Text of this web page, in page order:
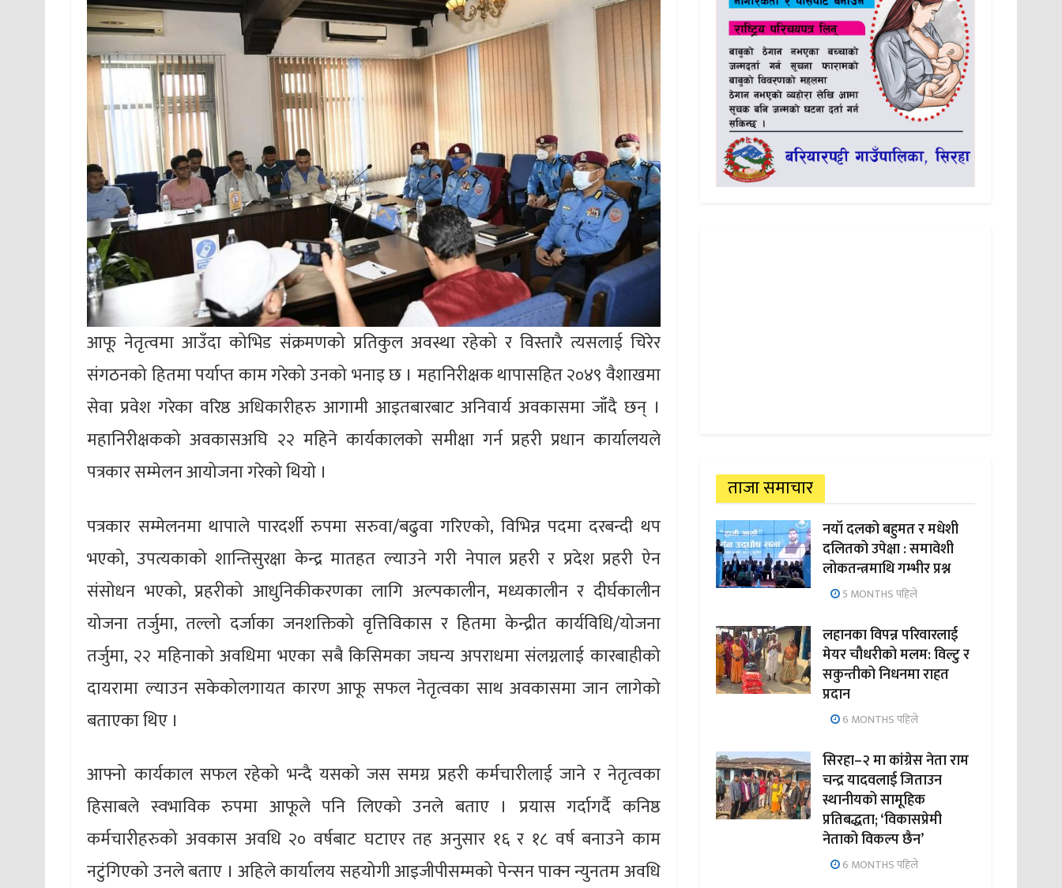
आफू नेतृत्वमा आउँदा कोभिड संक्रमणको प्रतिकुल अवस्था रहेको र विस्तारै त्यसलाई चिरेर
संगठनको हितमा पर्याप्त काम गरेको उनको भनाइ छ । महानिरीक्षक थापासहित २०४९ वैशाखमा
सेवा प्रवेश गरेका वरिष्ठ अधिकारीहरु आगामी आइतबारबाट अनिवार्य अवकासमा जाँदै छन् ।
महानिरीक्षकको अवकासअघि २२ महिने कार्यकालको समीक्षा गर्न प्रहरी प्रधान कार्यालयले
पत्रकार सम्मेलन आयोजना गरेको थियो ।
पत्रकार सम्मेलनमा थापाले पारदर्शी रुपमा सरुवा/बढुवा गरिएको, विभिन्न पदमा दरबन्दी थप
भएको, उपत्यकाको शान्तिसुरक्षा केन्द्र मातहत ल्याउने गरी नेपाल प्रहरी र प्रदेश प्रहरी ऐन
संसोधन भएको, प्रहरीको आधुनिकीकरणका लागि अल्पकालीन, मध्यकालीन र दीर्घकालीन
योजना तर्जुमा, तल्लो दर्जाका जनशक्तिको वृत्तिविकास र हितमा केन्द्रीत कार्यविधि/योजना
तर्जुमा, २२ महिनाको अवधिमा भएका सबै किसिमका जघन्य अपराधमा संलग्नलाई कारबाहीको
दायरामा ल्याउन सकेकोलगायत कारण आफू सफल नेतृत्वका साथ अवकासमा जान लागेको
बताएका थिए ।
आफ्नो कार्यकाल सफल रहेको भन्दै यसको जस समग्र प्रहरी कर्मचारीलाई जाने र नेतृत्वका
हिसाबले स्वभाविक रुपमा आफूले पनि लिएको उनले बताए । प्रयास गर्दागर्दै कनिष्ठ
कर्मचारीहरुको अवकास अवधि २० वर्षबाट घटाएर तह अनुसार १६ र १८ वर्ष बनाउने काम
नटुंगिएको उनले बताए । अहिले कार्यालय सहयोगी आइजीपीसम्मको पेन्सन पाक्न न्युनतम अवधि
ताजा समाचार
नयाँ दलको बहुमत र मधेशी
दलितको उपेक्षा : समावेशी
लोकतन्त्रमाथि गम्भीर प्रश्न
5 MONTHS पहिले
लहानका विपन्न परिवारलाई
मेयर चौधरीको मलम: विल्टु र
सकुन्तीको निधनमा राहत
प्रदान
6 MONTHS पहिले
सिरहा–२ मा कांग्रेस नेता राम
चन्द्र यादवलाई जिताउन
स्थानीयको सामूहिक
प्रतिबद्धता; ‘विकासप्रेमी
नेताको विकल्प छैन’
6 MONTHS पहिले